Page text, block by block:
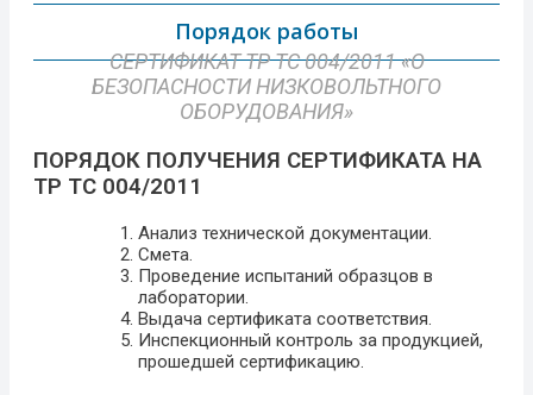
Порядок работы
СЕРТИФИКАТ ТР ТС 004/2011 «О
БЕЗОПАСНОСТИ НИЗКОВОЛЬТНОГО
ОБОРУДОВАНИЯ»​
ПОРЯДОК ПОЛУЧЕНИЯ СЕРТИФИКАТА НА
ТР ТС 004/2011
Анализ технической документации.
Смета.
Проведение испытаний образцов в
лаборатории.
Выдача сертификата соответствия.
Инспекционный контроль за продукцией,
прошедшей сертификацию.